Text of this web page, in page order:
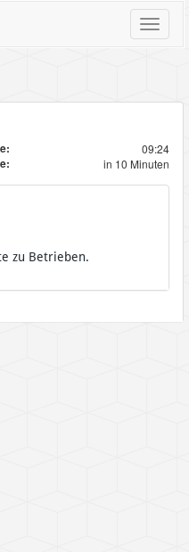
Toggle
09:24
in 10 Minuten
zu Betrieben.